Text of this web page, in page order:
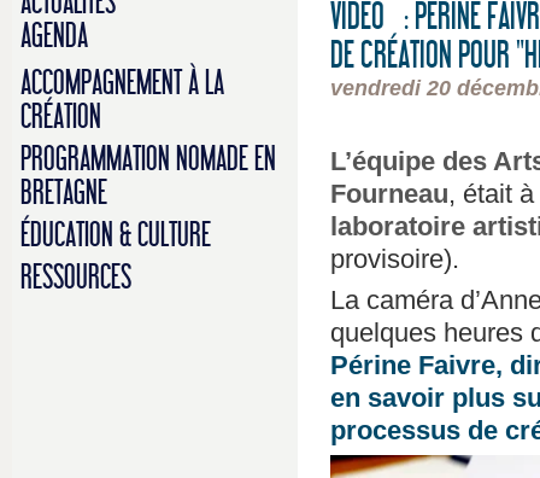
AGENDA
ACCOMPAGNEMENT À LA
CRÉATION
PROGRAMMATION NOMADE EN
BRETAGNE
ÉDUCATION & CULTURE
RESSOURCES
VIDÉO : PÉRINE
DE CRÉATION POUR
vendredi 20
L’équipe des
Fourneau, était
laboratoire
provisoire).
La caméra
quelques heures
Périne Faivre,
en savoir plus
processus de